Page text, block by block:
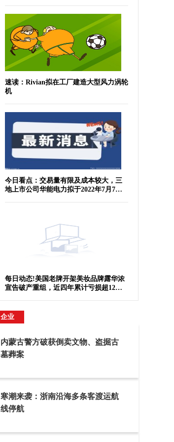
速读：Rivian拟在工厂建造大型风力涡轮
机
今日看点：交易量有限及成本较大，三
地上市公司华能电力拟于2022年7月7日
每日动态!美国老牌开架美妆品牌露华浓
宣告破产重组，近四年累计亏损超12亿
企业
内蒙古警方破获倒卖文物、盗掘古
墓葬案
寒潮来袭：浙南沿海多条客渡运航
线停航